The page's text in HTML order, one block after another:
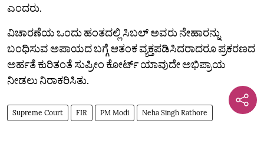
ಎಂದರು.
ವಿಚಾರಣೆಯ ಒಂದು ಹಂತದಲ್ಲಿ ಸಿಬಲ್‌ ಅವರು ನೇಹಾರನ್ನು
ಬಂಧಿಸುವ ಅಪಾಯದ ಬಗ್ಗೆ ಆತಂಕ ವ್ಯಕ್ತಪಡಿಸಿದರಾದರೂ ಪ್ರಕರಣದ
ಅರ್ಹತೆ ಕುರಿತಂತೆ ಸುಪ್ರೀಂ ಕೋರ್ಟ್‌ ಯಾವುದೇ ಅಭಿಪ್ರಾಯ
ನೀಡಲು ನಿರಾಕರಿಸಿತು.
Supreme Court FIR PM Modi Neha Singh Rathore